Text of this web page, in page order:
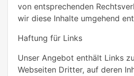
von entsprechenden
wir diese Inhalte umgehend
Haftung für Links
Unser Angebot enthält Links
Webseiten Dritter, auf deren